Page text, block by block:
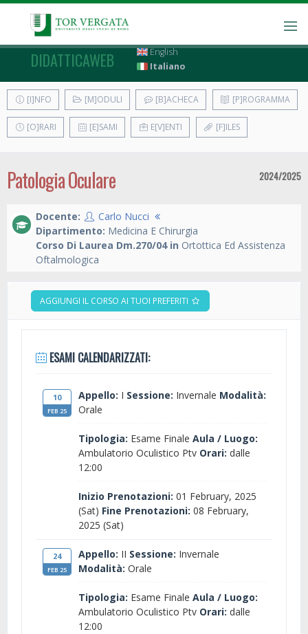
DIDATTICAWEB
English
Italiano
[I]NFO [M]ODULI [B]ACHECA [P]ROGRAMMA
[O]RARI [E]SAMI E[V]ENTI [F]ILES
Patologia Oculare 2024/2025
Docente:
Carlo Nucci
Dipartimento: Medicina E Chirurgia
Corso Di Laurea Dm.270/04 in Ortottica Ed Assistenza
Oftalmologica
AGGIUNGI IL CORSO AI TUOI PREFERITI
ESAMI CALENDARIZZATI:
10
FEB 25
Appello: I Sessione: Invernale Modalità:
Orale
Tipologia: Esame Finale Aula / Luogo:
Ambulatorio Oculistico Ptv Orari: dalle
12:00
Inizio Prenotazioni: 01 February, 2025
(Sat) Fine Prenotazioni: 08 February,
2025 (Sat)
24
FEB 25
Appello: II Sessione: Invernale
Modalità: Orale
Tipologia: Esame Finale Aula / Luogo:
Ambulatorio Oculistico Ptv Orari: dalle
12:00